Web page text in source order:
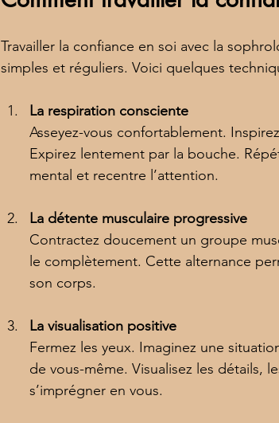
Travailler la confiance en soi avec la
simples et réguliers. Voici quelques
La respiration consciente
Asseyez-vous confortablement.
Expirez lentement par la bouche.
mental et recentre l’attention.
La détente musculaire progressive
Contractez doucement un groupe
le complètement. Cette alternance
son corps.
La visualisation positive
Fermez les yeux. Imaginez une
de vous-même. Visualisez les détails,
s’imprégner en vous.